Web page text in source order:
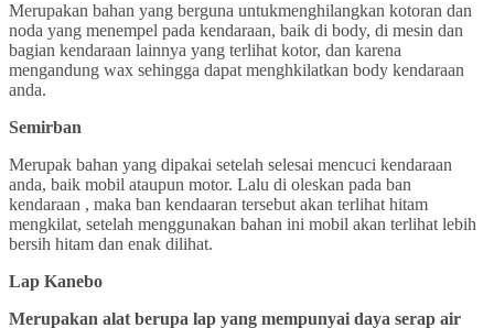
Merupakan bahan yang berguna untukmenghilangkan kotoran dan
noda yang menempel pada kendaraan, baik di body, di mesin dan
bagian kendaraan lainnya yang terlihat kotor, dan karena
mengandung wax sehingga dapat menghkilatkan body kendaraan
anda.
Semirban
Merupak bahan yang dipakai setelah selesai mencuci kendaraan
anda, baik mobil ataupun motor. Lalu di oleskan pada ban
kendaraan , maka ban kendaaran tersebut akan terlihat hitam
mengkilat, setelah menggunakan bahan ini mobil akan terlihat lebih
bersih hitam dan enak dilihat.
Lap Kanebo
Merupakan alat berupa lap yang mempunyai daya serap air